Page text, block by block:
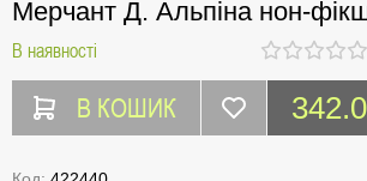
Мерчант Д. Альпіна нон-
В наявності
В КОШИК